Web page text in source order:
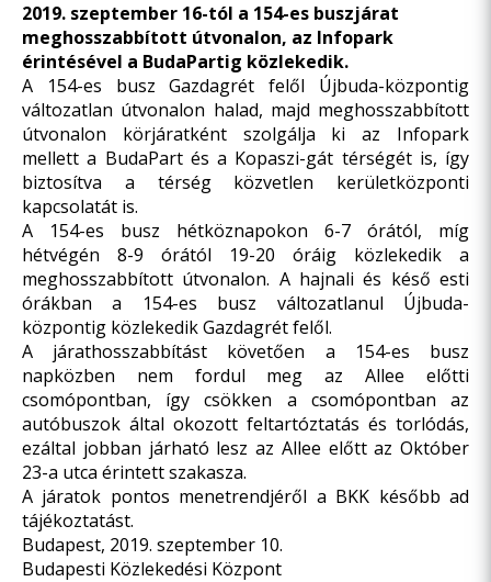
2019. szeptember 16-tól a 154-es buszjárat
meghosszabbított útvonalon, az Infopark
érintésével a BudaPartig közlekedik.
A 154-es busz Gazdagrét felől Újbuda-központig
változatlan útvonalon halad, majd meghosszabbított
útvonalon körjáratként szolgálja ki az Infopark
mellett a BudaPart és a Kopaszi-gát térségét is, így
biztosítva a térség közvetlen kerületközponti
kapcsolatát is.
A 154-es busz hétköznapokon 6-7 órától, míg
hétvégén 8-9 órától 19-20 óráig közlekedik a
meghosszabbított útvonalon. A hajnali és késő esti
órákban a 154-es busz változatlanul Újbuda-
központig közlekedik Gazdagrét felől.
A járathosszabbítást követően a 154-es busz
napközben nem fordul meg az Allee előtti
csomópontban, így csökken a csomópontban az
autóbuszok által okozott feltartóztatás és torlódás,
ezáltal jobban járható lesz az Allee előtt az Október
23-a utca érintett szakasza.
A járatok pontos menetrendjéről a BKK később ad
tájékoztatást.
Budapest, 2019. szeptember 10.
Budapesti Közlekedési Központ